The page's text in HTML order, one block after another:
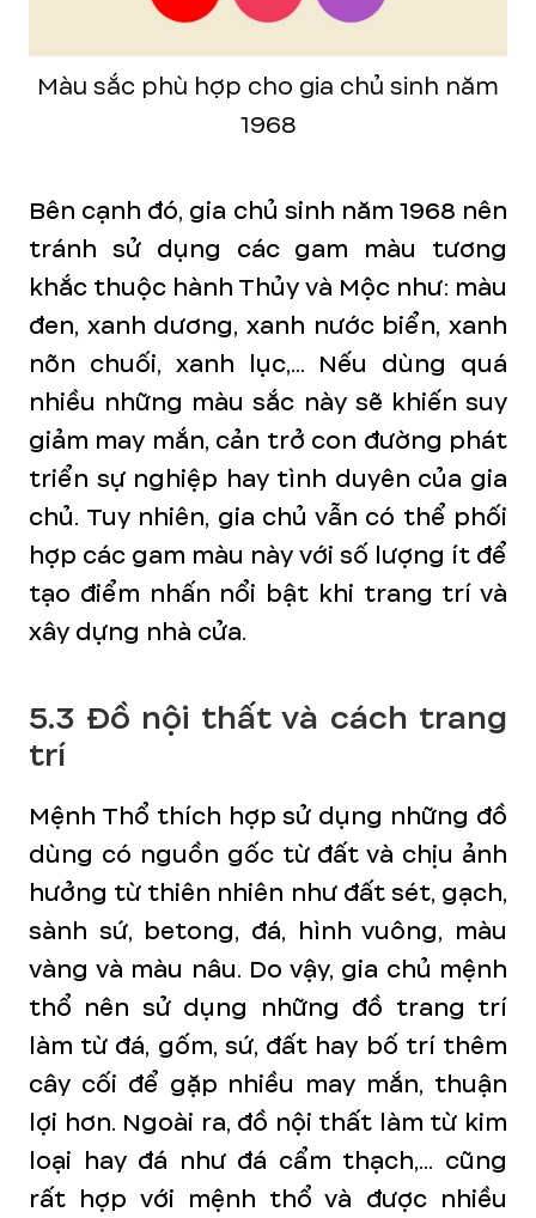
Màu sắc phù hợp cho gia chủ sinh năm
1968
Bên cạnh đó, gia chủ sinh năm 1968 nên
tránh sử dụng các gam màu tương
khắc thuộc hành Thủy và Mộc như: màu
đen, xanh dương, xanh nước biển, xanh
nõn chuối, xanh lục,... Nếu dùng quá
nhiều những màu sắc này sẽ khiến suy
giảm may mắn, cản trở con đường phát
triển sự nghiệp hay tình duyên của gia
chủ. Tuy nhiên, gia chủ vẫn có thể phối
hợp các gam màu này với số lượng ít để
tạo điểm nhấn nổi bật khi trang trí và
xây dựng nhà cửa.
5.3 Đồ nội thất và cách trang
trí
Mệnh Thổ thích hợp sử dụng những đồ
dùng có nguồn gốc từ đất và chịu ảnh
hưởng từ thiên nhiên như đất sét, gạch,
sành sứ, betong, đá, hình vuông, màu
vàng và màu nâu. Do vậy, gia chủ mệnh
thổ nên sử dụng những đồ trang trí
làm từ đá, gốm, sứ, đất hay bố trí thêm
cây cối để gặp nhiều may mắn, thuận
lợi hơn. Ngoài ra, đồ nội thất làm từ kim
loại hay đá như đá cẩm thạch,... cũng
rất hợp với mệnh thổ và được nhiều